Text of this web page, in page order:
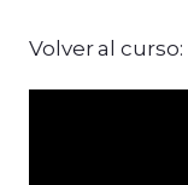
Volver al curso: